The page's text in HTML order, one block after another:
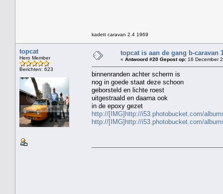
kadett caravan 2.4 1969
topcat
Hero Member
Berichten: 623
topcat is aan de gang b-caravan
« Antwoord #20 Gepost op: 16 December
binnenranden achter scherm is
nog in goede staat deze schoon
geborsteld en lichte roest
uitgestraald en daarna ook
in de epoxy gezet
http://[IMG]http://i53.photobucket.com/
http://[IMG]http://i53.photobucket.com/